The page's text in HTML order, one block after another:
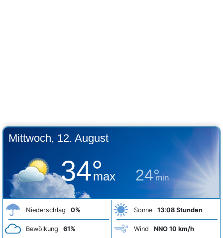
Mittwoch, 12. August
34°
max 24°
min
Niederschlag 0%
Bewölkung 61%
Sonne 13:08 Stunden
Wind NNO 10 km/h